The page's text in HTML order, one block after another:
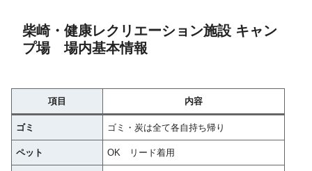
柴崎・健康レクリエーション施設 キャン
プ場 場内基本情報
項目 内容
ゴミ ゴミ・炭は全て各自持ち帰り
ペット OK リード着用